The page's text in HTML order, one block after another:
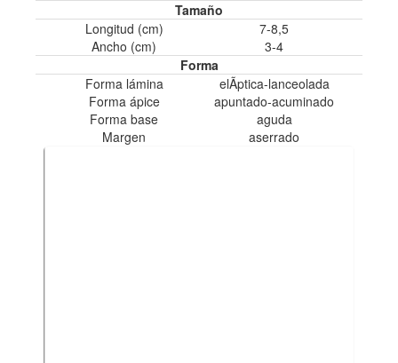
Tamaño
Longitud (cm)
7-8,5
Ancho (cm)
3-4
Forma
Forma lámina
elÃ­ptica-lanceolada
Forma ápice
apuntado-acuminado
Forma base
aguda
Margen
aserrado